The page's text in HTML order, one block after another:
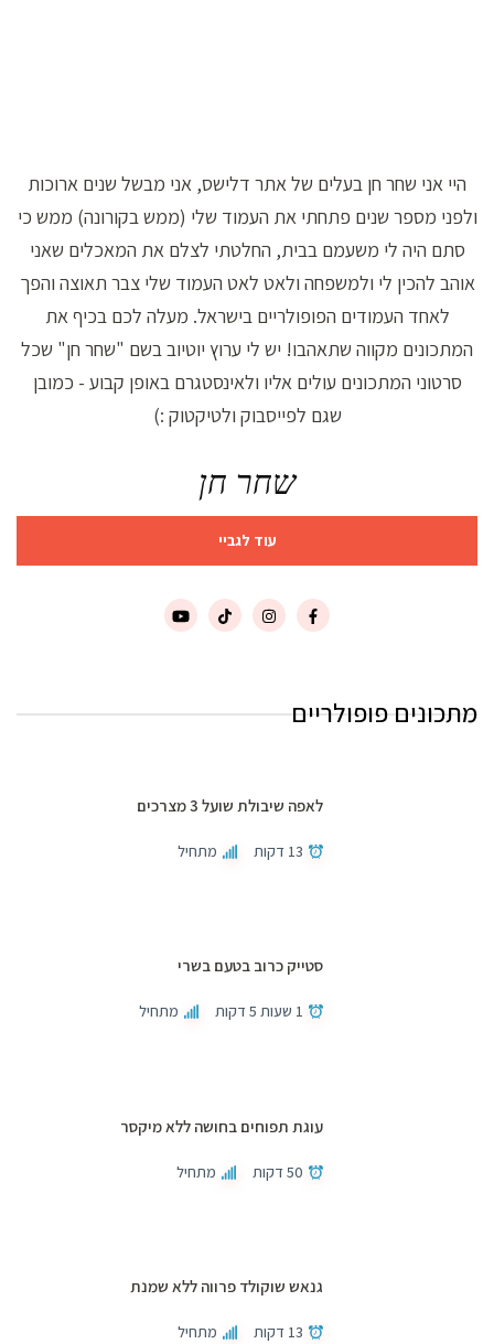
היי אני שחר חן בעלים של אתר דלישס, אני מבשל שנים ארוכות
ולפני מספר שנים פתחתי את העמוד שלי (ממש בקורונה) ממש כי
סתם היה לי משעמם בבית, החלטתי לצלם את המאכלים שאני
אוהב להכין לי ולמשפחה ולאט לאט העמוד שלי צבר תאוצה והפך
לאחד העמודים הפופולריים בישראל. מעלה לכם בכיף את
המתכונים מקווה שתאהבו! יש לי ערוץ יוטיוב בשם "שחר חן" שכל
סרטוני המתכונים עולים אליו ולאינסטגרם באופן קבוע - כמובן
שגם לפייסבוק ולטיקטוק :)
שחר חן
עוד לגביי
מתכונים פופולריים
לאפה שיבולת שועל 3 מצרכים
13 דקות מתחיל
סטייק כרוב בטעם בשרי
1 שעות 5 דקות מתחיל
עוגת תפוחים בחושה ללא מיקסר
50 דקות מתחיל
גנאש שוקולד פרווה ללא שמנת
13 דקות מתחיל